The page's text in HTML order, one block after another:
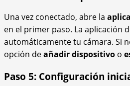
Una vez conectado, abre la
en el primer paso. La aplicación
automáticamente tu cámara. Si
opción deañadir dispositivo o
Paso 5: Configuración